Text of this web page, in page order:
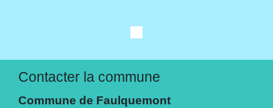
Contacter la commune
Commune de Faulquemont